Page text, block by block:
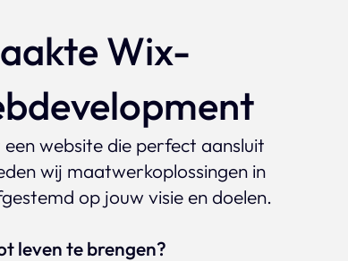
Wix-
website die perfect aansluit
wij maatwerkoplossingen in
op jouw visie en doelen.
leven te brengen?